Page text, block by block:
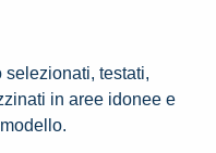
selezionati, testati,
in aree idonee e